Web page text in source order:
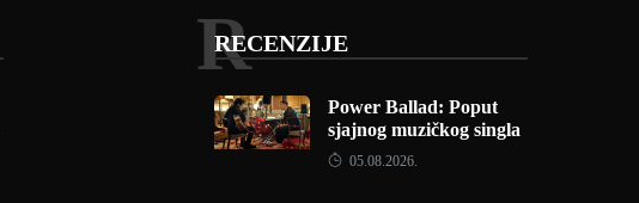
RECENZIJE
R
Power Ballad: Poput
sjajnog muzičkog singla
05.08.2026.